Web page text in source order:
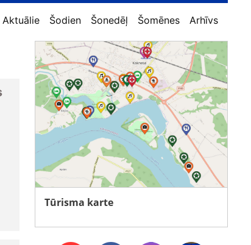
Aktuālie Šodien Šonedēļ Šomēnes Arhīvs
Tūrisma karte